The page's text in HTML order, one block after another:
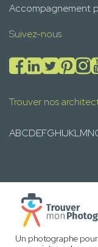
Accompagnement
Suivez-nous
Trouver nos
ABCDEFGHIJKLMN
Un photographe pour